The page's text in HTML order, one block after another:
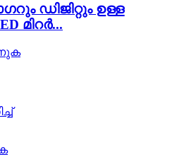
ഡിജിറ്റും ഉള്ള
മിറർ...